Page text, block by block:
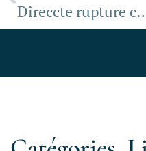
Direccte